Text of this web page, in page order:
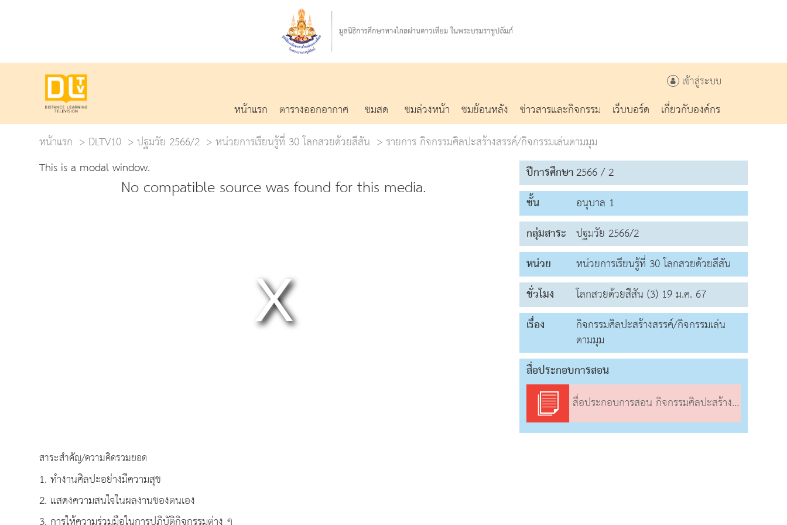
เข้าสู่ระบบ
หน้าแรก ตารางออกอากาศ ชมสด ชมล่วงหน้า ชมย้อนหลัง ข่าวสารและกิจกรรม เว็บบอร์ด
เกี่ยวกับองค์กร
หน้าแรก
DLTV10 ปฐมวัย 2566/2 หน่วยการเรียนรู้ที่ 30 โลกสวยด้วยสีสัน
รายการ กิจกรรมศิลปะสร้างสรรค์/กิจกรรมเล่นตามมุม
This is a modal window.
No compatible source was found for this media.
สาระสำคัญ/ความคิดรวมยอด
1. ทำงานศิลปะอย่างมีความสุข
2. แสดงความสนใจในผลงานของตนเอง
ปีการศึกษา2566 / 2
ชั้น
อนุบาล 1
กลุ่มสาระ ปฐมวัย 2566/2
หน่วย
หน่วยการเรียนรู้ที่ 30 โลกสวยด้วยสีสัน
ชั่วโมง
โลกสวยด้วยสีสัน (3) 19 ม.ค. 67
เรื่อง
กิจกรรมศิลปะสร้างสรรค์/กิจกรรมเล่น
ตามมุม
สื่อประกอบการสอน
สื่อประกอบการสอน กิจกรรมศิลปะสร้างสรรค์/กิจกรรมเล่นตามมุม